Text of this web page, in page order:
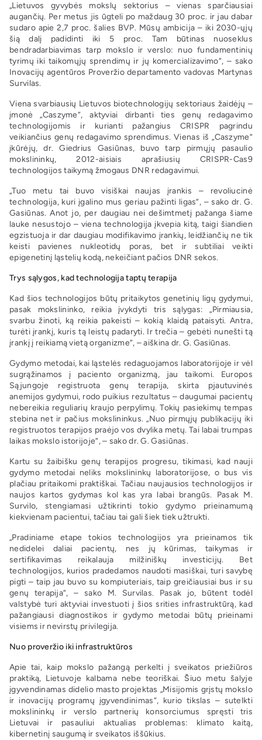
„Lietuvos gyvybės mokslų sektorius – vienas sparčiausiai
augančių. Per metus jis ūgteli po maždaug 30 proc. ir jau dabar
sudaro apie 2,7 proc. šalies BVP. Mūsų ambicija – iki 2030-ųjų
šią dalį padidinti iki 5 proc. Tam būtinas nuoseklus
bendradarbiavimas tarp mokslo ir verslo: nuo fundamentinių
tyrimų iki taikomųjų sprendimų ir jų komercializavimo“, – sako
Inovacijų agentūros Proveržio departamento vadovas Martynas
Survilas.
Viena svarbiausių Lietuvos biotechnologijų sektoriaus žaidėjų –
įmonė „Caszyme“, aktyviai dirbanti ties genų redagavimo
technologijomis ir kurianti pažangius CRISPR pagrindu
veikiančius genų redagavimo sprendimus. Vienas iš „Caszyme“
įkūrėjų, dr. Giedrius Gasiūnas, buvo tarp pirmųjų pasaulio
mokslininkų, 2012-aisiais aprašiusių CRISPR-Cas9
technologijos taikymą žmogaus DNR redagavimui.
„Tuo metu tai buvo visiškai naujas įrankis – revoliucinė
technologija, kuri įgalino mus geriau pažinti ligas“, – sako dr. G.
Gasiūnas. Anot jo, per daugiau nei dešimtmetį pažanga šiame
lauke nesustojo – viena technologija įkvepia kitą, taigi šiandien
egzistuoja ir dar daugiau modifikavimo įrankių, leidžiančių ne tik
keisti pavienes nukleotidų poras, bet ir subtiliai veikti
epigenetinį ląstelių kodą, nekeičiant pačios DNR sekos.
Trys sąlygos, kad technologija taptų terapija
Kad šios technologijos būtų pritaikytos genetinių ligų gydymui,
pasak mokslininko, reikia įvykdyti tris sąlygas: „Pirmiausia,
svarbu žinoti, ką reikia pakeisti – kokią klaidą pataisyti. Antra,
turėti įrankį, kuris tą leistų padaryti. Ir trečia – gebėti nunešti tą
įrankį į reikiamą vietą organizme“, – aiškina dr. G. Gasiūnas.
Gydymo metodai, kai ląstelės redaguojamos laboratorijoje ir vėl
sugrąžinamos į paciento organizmą, jau taikomi. Europos
Sąjungoje registruota genų terapija, skirta pjautuvinės
anemijos gydymui, rodo puikius rezultatus – daugumai pacientų
nebereikia reguliarių kraujo perpylimų. Tokių pasiekimų tempas
stebina net ir pačius mokslininkus. „Nuo pirmųjų publikacijų iki
registruotos terapijos praėjo vos dvylika metų. Tai labai trumpas
laikas mokslo istorijoje“, – sako dr. G. Gasiūnas.
Kartu su žaibišku genų terapijos progresu, tikimasi, kad nauji
gydymo metodai neliks mokslininkų laboratorijose, o bus vis
plačiau pritaikomi praktiškai. Tačiau naujausios technologijos ir
naujos kartos gydymas kol kas yra labai brangūs. Pasak M.
Survilo, stengiamasi užtikrinti tokio gydymo prieinamumą
kiekvienam pacientui, tačiau tai gali šiek tiek užtrukti.
„Pradiniame etape tokios technologijos yra prieinamos tik
nedidelei daliai pacientų, nes jų kūrimas, taikymas ir
sertifikavimas reikalauja milžiniškų investicijų. Bet
technologijos, kurios pradedamos naudoti masiškai, turi savybę
pigti – taip jau buvo su kompiuteriais, taip greičiausiai bus ir su
genų terapija“, – sako M. Survilas. Pasak jo, būtent todėl
valstybė turi aktyviai investuoti į šios srities infrastruktūrą, kad
pažangiausi diagnostikos ir gydymo metodai būtų prieinami
visiems ir nevirstų privilegija.
Nuo proveržio iki infrastruktūros
Apie tai, kaip mokslo pažangą perkelti į sveikatos priežiūros
praktiką, Lietuvoje kalbama nebe teoriškai. Šiuo metu šalyje
įgyvendinamas didelio masto projektas „Misijomis grįstų mokslo
ir inovacijų programų įgyvendinimas“, kurio tikslas – sutelkti
mokslininkų ir verslo partnerių konsorciumus spręsti tris
Lietuvai ir pasauliui aktualias problemas: klimato kaitą,
kibernetinį saugumą ir sveikatos iššūkius.